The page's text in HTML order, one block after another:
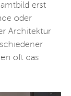
erst
oder
Architektur
oft das